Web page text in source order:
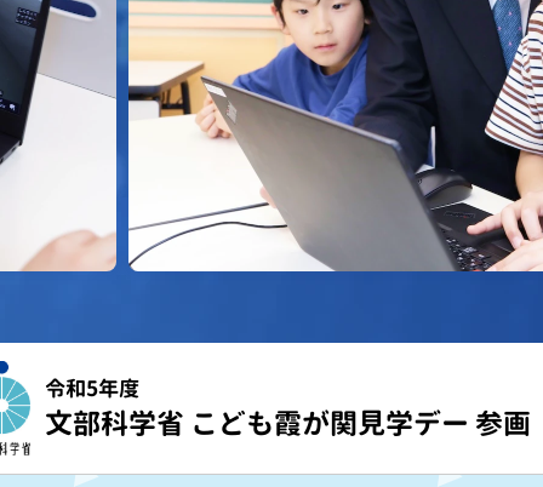
令和5年度
文部科学省 こども霞が関見学デー 参画